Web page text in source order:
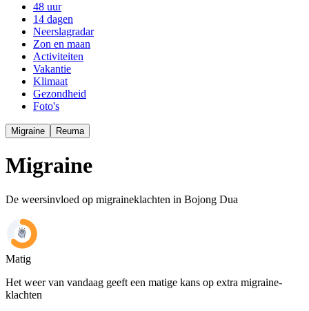
48 uur
14 dagen
Neerslagradar
Zon en maan
Activiteiten
Vakantie
Klimaat
Gezondheid
Foto's
Migraine Reuma
Migraine
De weersinvloed op migraineklachten in Bojong Dua
Matig
Het weer van vandaag geeft een matige kans op extra migraine-
klachten